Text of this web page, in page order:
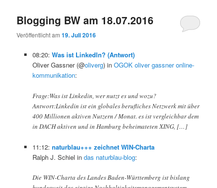
Blogging BW am 18.07.2016
Veröffentlicht am19. Juli 2016
08:20: Was ist Linkedln? (Antwort)
Oliver Gassner (@oliverg) in OGOK oliver gassner online-
kommunikation:
Frage:Was ist Linkedin, wer nutzt es und wozu?
Antwort:Linkedin ist ein globales berufliches Netzwerk mit über
400 Millionen aktiven Nutzern / Monat. es ist vergleichbar dem
in DACH aktiven und in Hamburg beheimateten XING, […]
11:12: naturblau+++ zeichnet WIN-Charta
Ralph J. Schiel in das naturblau-blog:
Die WIN-Charta des Landes Baden-Württemberg ist bislang